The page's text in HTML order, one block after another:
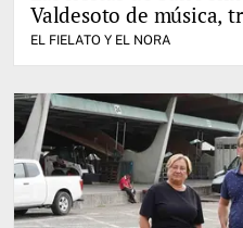
Valdesoto de música,
EL FIELATO Y EL NORA